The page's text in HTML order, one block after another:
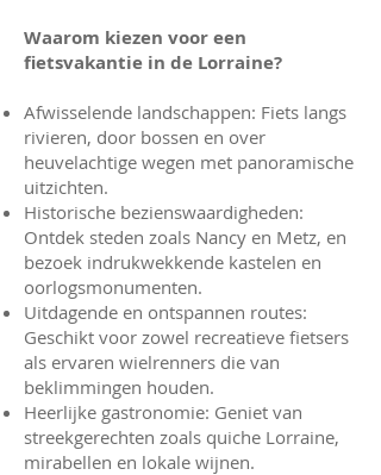
Waarom kiezen voor een
fietsvakantie in de Lorraine?
Afwisselende landschappen: Fiets langs
rivieren, door bossen en over
heuvelachtige wegen met panoramische
uitzichten.
Historische bezienswaardigheden:
Ontdek steden zoals Nancy en Metz, en
bezoek indrukwekkende kastelen en
oorlogsmonumenten.
Uitdagende en ontspannen routes:
Geschikt voor zowel recreatieve fietsers
als ervaren wielrenners die van
beklimmingen houden.
Heerlijke gastronomie: Geniet van
streekgerechten zoals quiche Lorraine,
mirabellen en lokale wijnen.